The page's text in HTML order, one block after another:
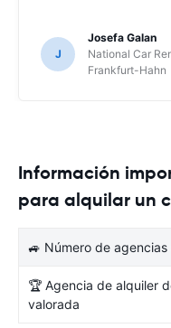
J
Josefa Galan
National Car
Frankfurt-Hahn
Información
para alquilar un
🚙 Número de
🏆 Agencia de alquiler
valorada